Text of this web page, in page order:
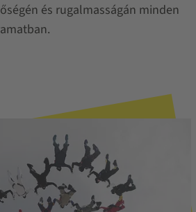
és rugalmasságán minden